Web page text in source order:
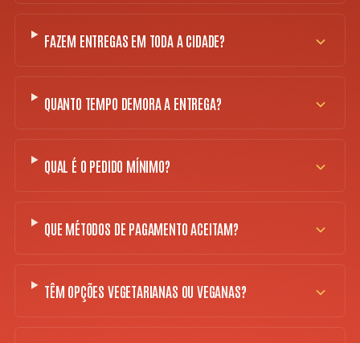
FAZEM ENTREGAS EM TODA A CIDADE?
QUANTO TEMPO DEMORA A ENTREGA?
QUAL É O PEDIDO MÍNIMO?
QUE MÉTODOS DE PAGAMENTO ACEITAM?
TÊM OPÇÕES VEGETARIANAS OU VEGANAS?